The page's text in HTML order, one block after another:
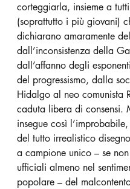
corteggiarla, insieme a
(soprattutto i più giovani)
dichiarano amaramente
dall’inconsistenza della
dall’affanno degli
del progressismo, dalla
Hidalgo al neo comunista
caduta libera di consensi.
insegue così
del tutto irrealistico
a campione unico – se
ufficiali almeno nel
popolare – del